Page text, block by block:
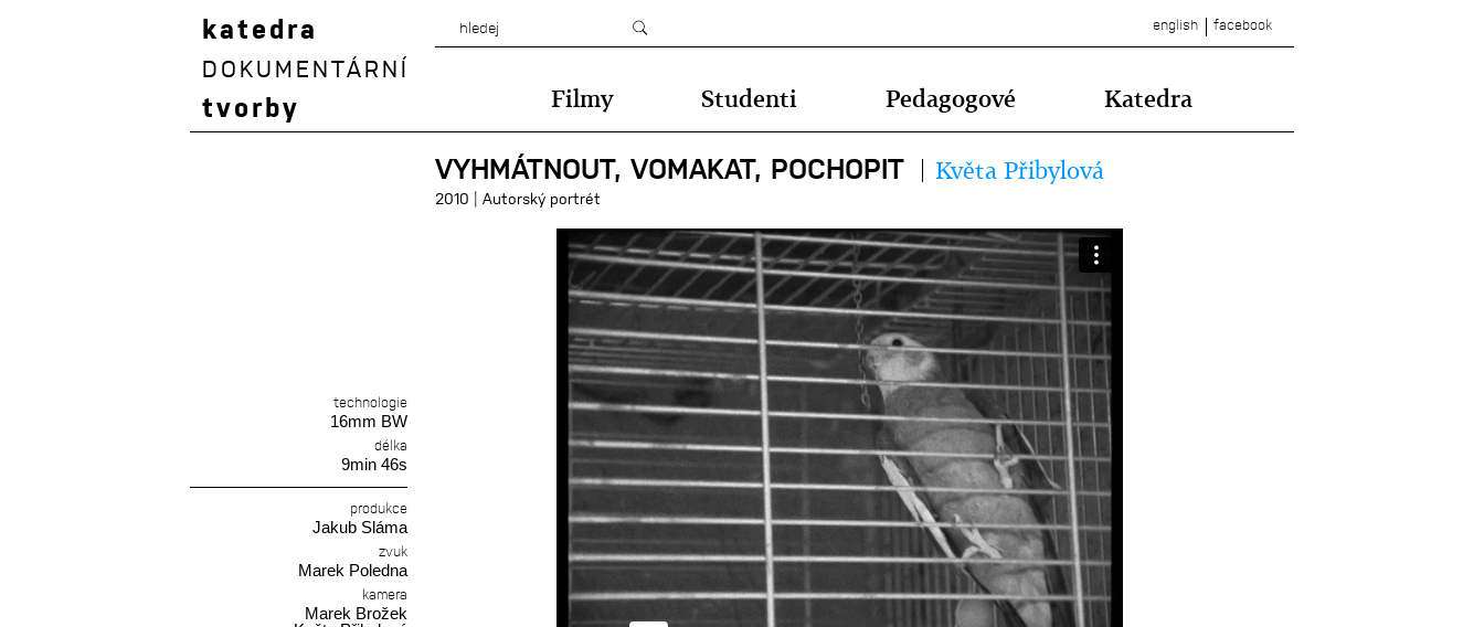
katedra
DOKUMENTÁRNÍ
tvorby
english facebook
Filmy Studenti Pedagogové Katedra
VYHMÁTNOUT, VOMAKAT, POCHOPIT Květa Přibylová
2010 | Autorský portrét
technologie
16mm BW
délka
9min 46s
produkce
Jakub Sláma
zvuk
Marek Poledna
kamera
Marek Brožek